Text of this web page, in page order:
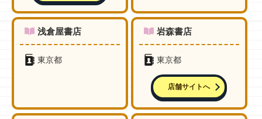
浅倉屋書店
東京都
岩森書店
東京都
店舗サイトへ